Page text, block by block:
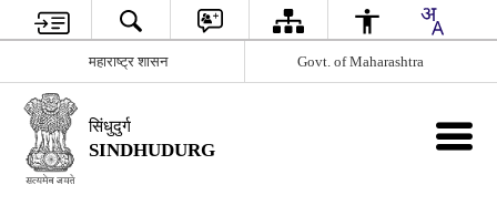
महाराष्ट्र शासन Govt. of Maharashtra
सिंधुदुर्ग
SINDHUDURG